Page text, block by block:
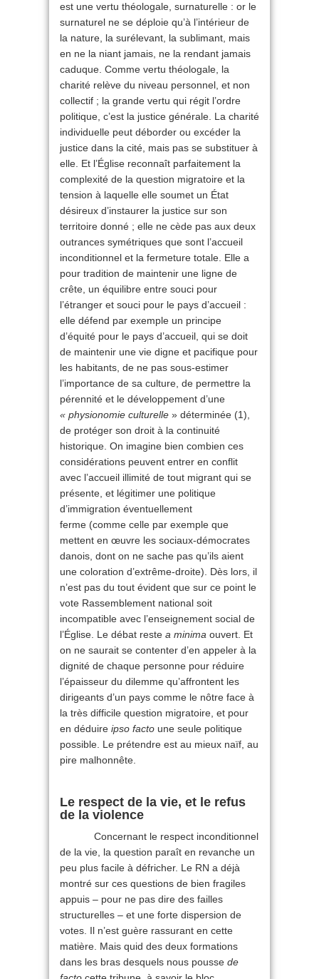
est une vertu théologale, surnaturelle : or le
surnaturel ne se déploie qu’à l’intérieur de
la nature, la surélevant, la sublimant, mais
en ne la niant jamais, ne la rendant jamais
caduque. Comme vertu théologale, la
charité relève du niveau personnel, et non
collectif ; la grande vertu qui régit l’ordre
politique, c’est la justice générale. La charité
individuelle peut déborder ou excéder la
justice dans la cité, mais pas se substituer à
elle. Et l’Église reconnaît parfaitement la
complexité de la question migratoire et la
tension à laquelle elle soumet un État
désireux d’instaurer la justice sur son
territoire donné ; elle ne cède pas aux deux
outrances symétriques que sont l’accueil
inconditionnel et la fermeture totale. Elle a
pour tradition de maintenir une ligne de
crête, un équilibre entre souci pour
l’étranger et souci pour le pays d’accueil :
elle défend par exemple un principe
d’équité pour le pays d’accueil, qui se doit
de maintenir une vie digne et pacifique pour
les habitants, de ne pas sous-estimer
l’importance de sa culture, de permettre la
pérennité et le développement d’une
« physionomie culturelle » déterminée (1),
de protéger son droit à la continuité
historique. On imagine bien combien ces
considérations peuvent entrer en conflit
avec l’accueil illimité de tout migrant qui se
présente, et légitimer une politique
d’immigration éventuellement
ferme (comme celle par exemple que
mettent en œuvre les sociaux-démocrates
danois, dont on ne sache pas qu’ils aient
une coloration d’extrême-droite). Dès lors, il
n’est pas du tout évident que sur ce point le
vote Rassemblement national soit
incompatible avec l’enseignement social de
l’Église. Le débat reste a minima ouvert. Et
on ne saurait se contenter d’en appeler à la
dignité de chaque personne pour réduire
l’épaisseur du dilemme qu’affrontent les
dirigeants d’un pays comme le nôtre face à
la très difficile question migratoire, et pour
en déduire ipso facto une seule politique
possible. Le prétendre est au mieux naïf, au
pire malhonnête.
Le respect de la vie, et le refus
de la violence
Concernant le respect inconditionnel
de la vie, la question paraît en revanche un
peu plus facile à défricher. Le RN a déjà
montré sur ces questions de bien fragiles
appuis – pour ne pas dire des failles
structurelles – et une forte dispersion de
votes. Il n’est guère rassurant en cette
matière. Mais quid des deux formations
dans les bras desquels nous pousse de